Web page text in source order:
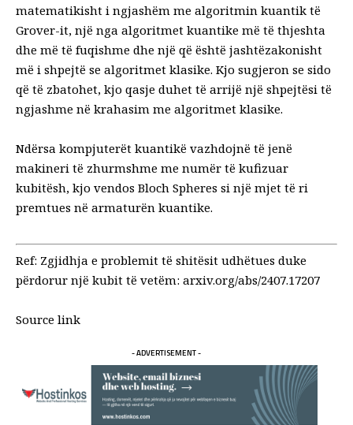
matematikisht i ngjashëm me algoritmin kuantik të
Grover-it, një nga algoritmet kuantike më të thjeshta
dhe më të fuqishme dhe një që është jashtëzakonisht
më i shpejtë se algoritmet klasike. Kjo sugjeron se sido
që të zbatohet, kjo qasje duhet të arrijë një shpejtësi të
ngjashme në krahasim me algoritmet klasike.
Ndërsa kompjuterët kuantikë vazhdojnë të jenë
makineri të zhurmshme me numër të kufizuar
kubitësh, kjo vendos Bloch Spheres si një mjet të ri
premtues në armaturën kuantike.
Ref: Zgjidhja e problemit të shitësit udhëtues duke
përdorur një kubit të vetëm: arxiv.org/abs/2407.17207
Source link
- ADVERTISEMENT -